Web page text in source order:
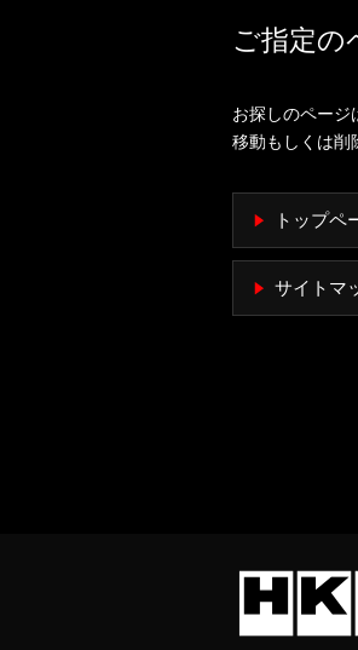
ご指定の
お探しのページ
移動もしくは削
トップペ
サイトマ